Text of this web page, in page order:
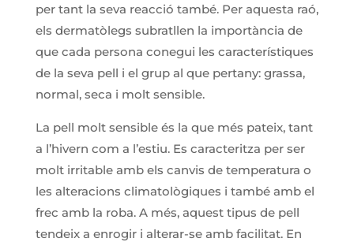
per tant la seva reacció també. Per aquesta raó,
els dermatòlegs subratllen la importància de
que cada persona conegui les característiques
de la seva pell i el grup al que pertany: grassa,
normal, seca i molt sensible.
La pell molt sensible és la que més pateix, tant
a l’hivern com a l’estiu. Es caracteritza per ser
molt irritable amb els canvis de temperatura o
les alteracions climatològiques i també amb el
frec amb la roba. A més, aquest tipus de pell
tendeix a enrogir i alterar-se amb facilitat. En